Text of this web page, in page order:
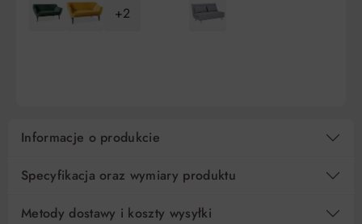
+2
Informacje o produkcie
Specyfikacja oraz wymiary produktu
Metody dostawy i koszty wysyłki